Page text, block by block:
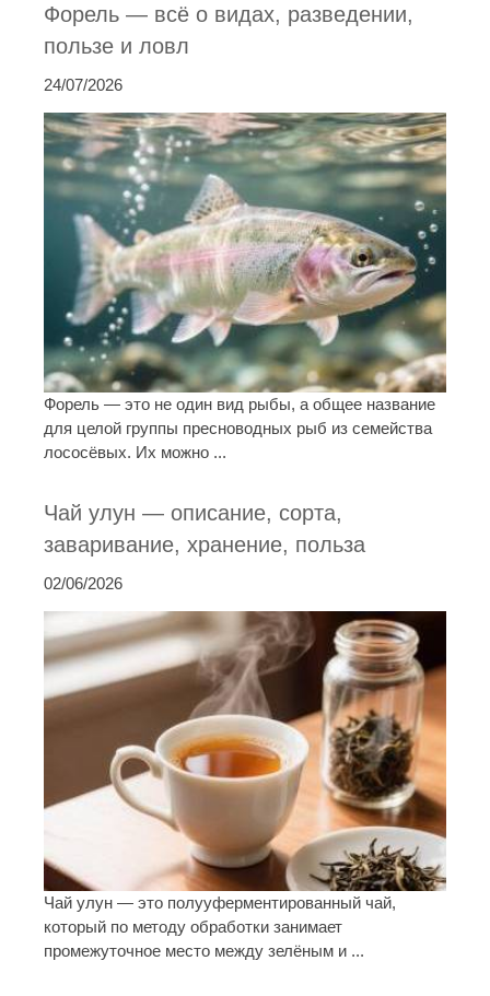
Форель — всё о видах, разведении,
пользе и ловл
24/07/2026
Форель — это не один вид рыбы, а общее название
для целой группы пресноводных рыб из семейства
лососёвых. Их можно ...
Чай улун — описание, сорта,
заваривание, хранение, польза
02/06/2026
Чай улун — это полууферментированный чай,
который по методу обработки занимает
промежуточное место между зелёным и ...